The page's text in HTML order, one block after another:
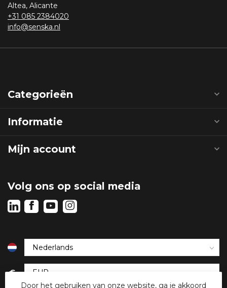
Altea, Alicante
+31 085 2384020
info@senska.nl
Categorieën
Informatie
Mijn account
Volg ons op social media
€
Door het gebruiken van onze website, ga je akkoord